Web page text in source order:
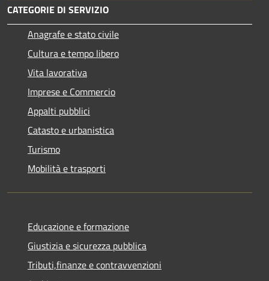
CATEGORIE DI SERVIZIO
Anagrafe e stato civile
Cultura e tempo libero
Vita lavorativa
Imprese e Commercio
Appalti pubblici
Catasto e urbanistica
Turismo
Mobilità e trasporti
Educazione e formazione
Giustizia e sicurezza pubblica
Tributi,finanze e contravvenzioni